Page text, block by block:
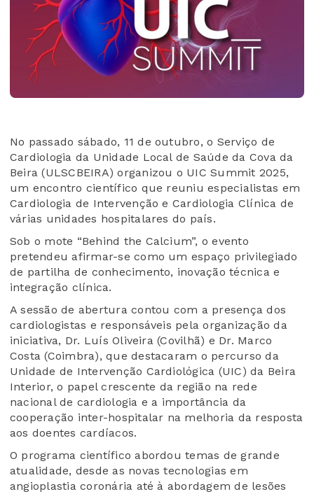
No passado sábado, 11 de outubro, o Serviço de
Cardiologia da Unidade Local de Saúde da Cova da
Beira (ULSCBEIRA) organizou o UIC Summit 2025,
um encontro científico que reuniu especialistas em
Cardiologia de Intervenção e Cardiologia Clínica de
várias unidades hospitalares do país.
Sob o mote “Behind the Calcium”, o evento
pretendeu afirmar-se como um espaço privilegiado
de partilha de conhecimento, inovação técnica e
integração clínica.
A sessão de abertura contou com a presença dos
cardiologistas e responsáveis pela organização da
iniciativa, Dr. Luís Oliveira (Covilhã) e Dr. Marco
Costa (Coimbra), que destacaram o percurso da
Unidade de Intervenção Cardiológica (UIC) da Beira
Interior, o papel crescente da região na rede
nacional de cardiologia e a importância da
cooperação inter-hospitalar na melhoria da resposta
aos doentes cardíacos.
O programa científico abordou temas de grande
atualidade, desde as novas tecnologias em
angioplastia coronária até à abordagem de lesões